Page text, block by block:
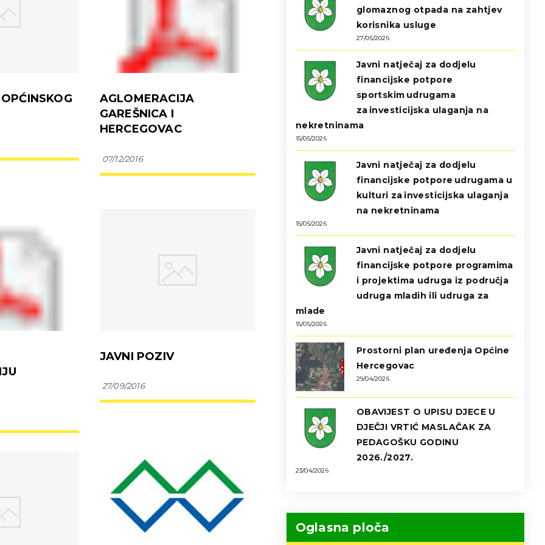
AGLOMERACIJA
GAREŠNICA I
HERCEGOVAC
07/12/2016
JAVNI POZIV
27/09/2016
glomaznog otpada na zahtjev
korisnika usluge
27/05/2026
Javni natječaj za dodjelu
financijske potpore
sportskim udrugama
za investicijska ulaganja na
nekretninama
15/05/2026
Javni natječaj za dodjelu
financijske potpore udrugama u
kulturi za investicijska ulaganja
na nekretninama
15/05/2026
Javni natječaj za dodjelu
financijske potpore programima
i projektima udruga iz područja
udruga mladih ili udruga za
mlade
15/05/2026
Prostorni plan uređenja Općine
Hercegovac
29/04/2026
OBAVIJEST O UPISU DJECE U
DJEČJI VRTIĆ MASLAČAK ZA
PEDAGOŠKU GODINU
2026./2027.
23/04/2026
Oglasna ploča